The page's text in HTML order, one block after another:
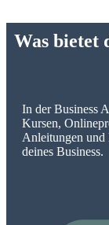
Was bietet
In der Business
Kursen,
Anleitungen und
deines Business.